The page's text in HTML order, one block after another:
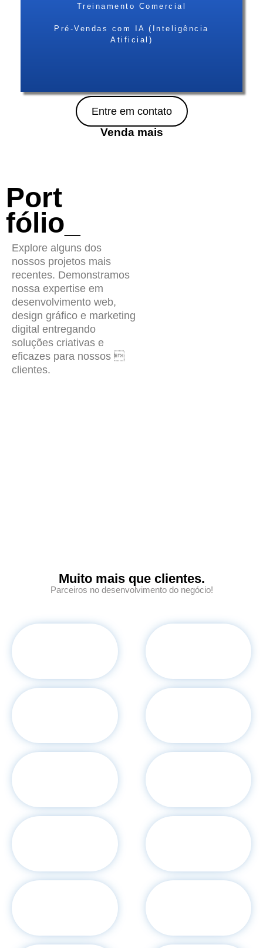
Treinamento Comercial
Pré-Vendas com IA (Inteligência
Atificial)
Entre em contato
Venda mais
Port
fólio_
Explore alguns dos
nossos projetos mais
recentes. Demonstramos
nossa expertise em
desenvolvimento web,
design gráfico e marketing
digital entregando
soluções criativas e
eficazes para nossos 
clientes.
Muito mais que clientes.
Parceiros no desenvolvimento do negócio!